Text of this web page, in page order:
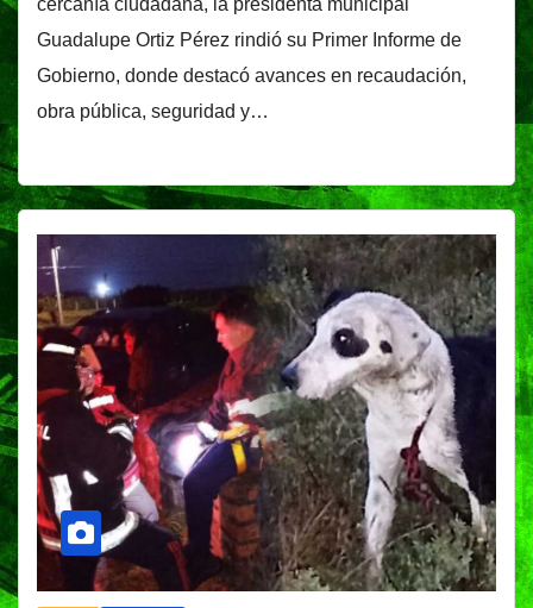
cercanía ciudadana, la presidenta municipal
Guadalupe Ortiz Pérez rindió su Primer Informe de
Gobierno, donde destacó avances en recaudación,
obra pública, seguridad y…